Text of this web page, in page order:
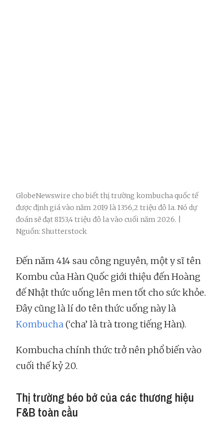
GlobeNewswire cho biết thị trường kombucha quốc tế
được định giá vào năm 2019 là 1356,2 triệu đô la. Nó dự
đoán sẽ đạt 8153,4 triệu đô la vào cuối năm 2026. |
Nguồn: Shutterstock
Đến năm 414 sau công nguyên, một y sĩ tên
Kombu của Hàn Quốc giới thiệu đến Hoàng
đế Nhật thức uống lên men tốt cho sức khỏe.
Đây cũng là lí do tên thức uống này là
Kombucha (‘cha’ là trà trong tiếng Hàn).
Kombucha chính thức trở nên phổ biến vào
cuối thế kỷ 20.
Thị trường béo bở của các thương hiệu
F&B toàn cầu